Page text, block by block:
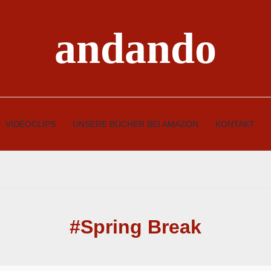
andando
VIDEOCLIPS UNSERE BÜCHER BEI AMAZON KONTAKT
#Spring Break